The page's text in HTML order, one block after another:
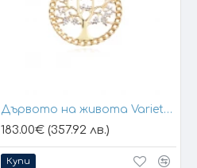
Дървото на живота Variety 1
183.00€ (357.92 лв.)
Купи